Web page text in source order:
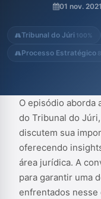
01 nov. 2021
Tribunal do Júri 100%
Processo Estratégico
O episódio aborda
do Tribunal do
discutem sua
oferecendo
área jurídica. A
para garantir uma
enfrentados nesse